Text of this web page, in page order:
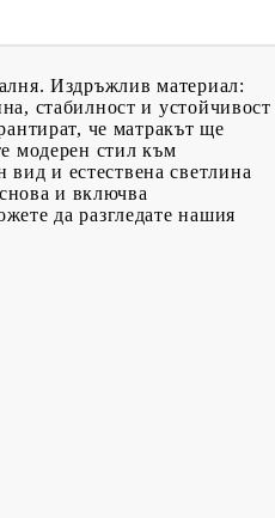
Издръжлив материал:
стабилност и устойчивост
че матракът ще
модерен стил към
и естествена светлина
и включва
да разгледате нашия